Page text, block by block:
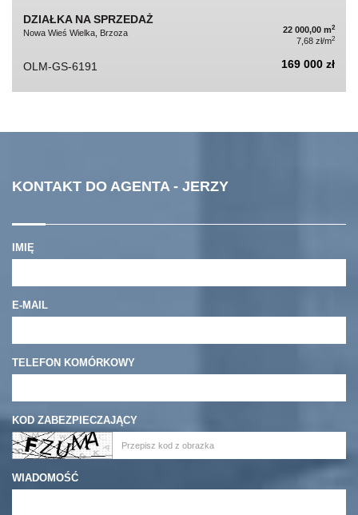
DZIAŁKA NA SPRZEDAŻ
Nowa Wieś Wielka, Brzoza 22 000,00 m2
7,68 zł/m2
OLM-GS-6191 169 000 zł
KONTAKT DO AGENTA - JERZY
IMIĘ
E-MAIL
TELEFON KOMÓRKOWY
KOD ZABEZPIECZAJĄCY
WIADOMOŚĆ